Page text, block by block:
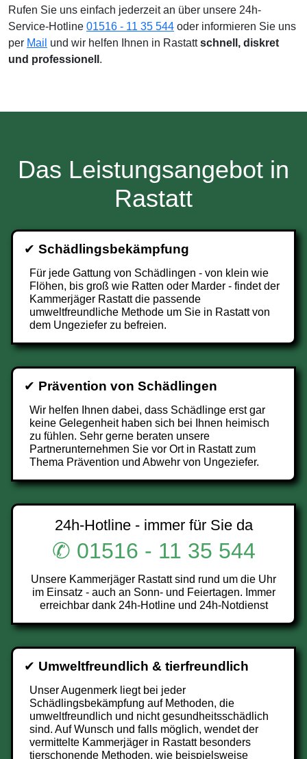
Rufen Sie uns einfach jederzeit an über unsere 24h-
Service-Hotline 01516 - 11 35 544 oder informieren Sie uns
per Mail und wir helfen Ihnen in Rastattschnell, diskret
und professionell .
Das Leistungsangebot in
Rastatt
✔ Schädlingsbekämpfung
Für jede Gattung von Schädlingen - von klein wie
Flöhen, bis groß wie Ratten oder Marder - findet der
Kammerjäger Rastatt die passende
umweltfreundliche Methode um Sie in Rastatt von
dem Ungeziefer zu befreien.
✔ Prävention von Schädlingen
Wir helfen Ihnen dabei, dass Schädlinge erst gar
keine Gelegenheit haben sich bei Ihnen heimisch
zu fühlen. Sehr gerne beraten unsere
Partnerunternehmen Sie vor Ort in Rastatt zum
Thema Prävention und Abwehr von Ungeziefer.
24h-Hotline - immer für Sie da
✆ 01516 - 11 35 544
Unsere Kammerjäger Rastatt sind rund um die Uhr
im Einsatz - auch an Sonn- und Feiertagen. Immer
erreichbar dank 24h-Hotline und 24h-Notdienst
✔ Umweltfreundlich & tierfreundlich
Unser Augenmerk liegt bei jeder
Schädlingsbekämpfung auf Methoden, die
umweltfreundlich und nicht gesundheitsschädlich
sind. Auf Wunsch und falls möglich, wendet der
vermittelte Kammerjäger in Rastatt besonders
tierschonende Methoden, wie beispielsweise